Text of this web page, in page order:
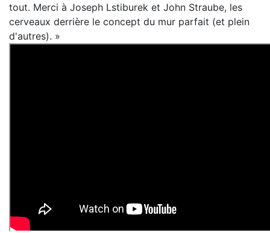
tout. Merci à Joseph Lstiburek et John Straube, les
cerveaux derrière le concept du mur parfait (et plein
d'autres). »